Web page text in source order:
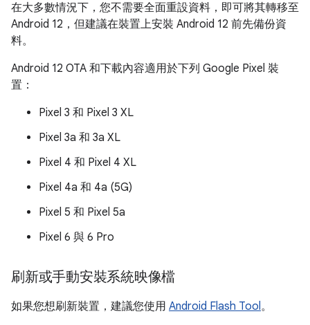
在大多數情況下，您不需要全面重設資料，即可將其轉移至
Android 12，但建議在裝置上安裝 Android 12 前先備份資
料。
Android 12 OTA 和下載內容適用於下列 Google Pixel 裝
置：
Pixel 3 和 Pixel 3 XL
Pixel 3a 和 3a XL
Pixel 4 和 Pixel 4 XL
Pixel 4a 和 4a (5G)
Pixel 5 和 Pixel 5a
Pixel 6 與 6 Pro
刷新或手動安裝系統映像檔
如果您想刷新裝置，建議您使用 Android Flash Tool。